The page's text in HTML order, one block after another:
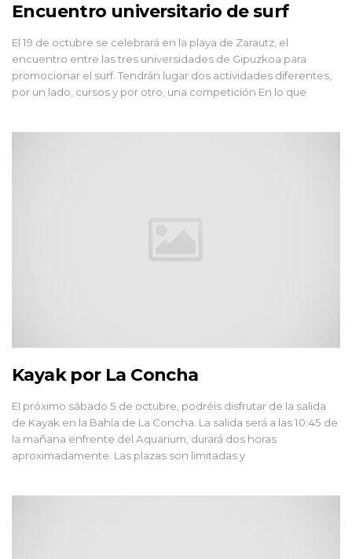
Encuentro universitario de surf
El 19 de octubre se celebrará en la playa de Zarautz, el
encuentro entre las tres universidades de Gipuzkoa para
promocionar el surf. Tendrán lugar dos actividades diferentes,
por un lado, cursos y por otro, una competición En lo que
Kayak por La Concha
El próximo sábado 5 de octubre, podréis disfrutar de la salida
de Kayak en la Bahía de La Concha. La salida será a las 10:45 de
la mañana enfrente del Aquarium, durará dos horas
aproximadamente. Las plazas son limitadas y